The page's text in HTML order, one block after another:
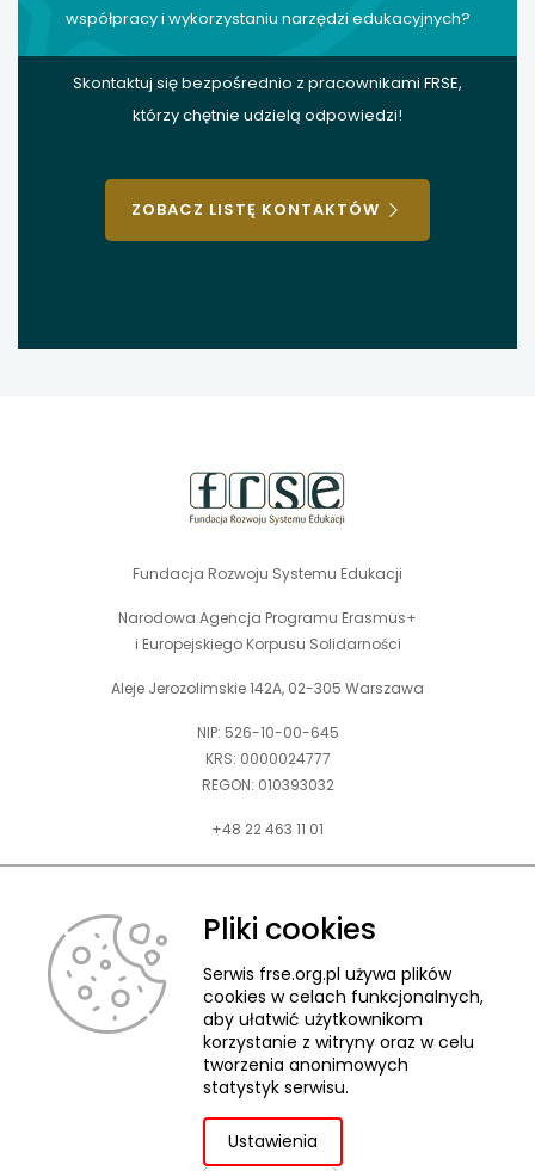
współpracy i wykorzystaniu narzędzi edukacyjnych?
Skontaktuj się bezpośrednio z pracownikami FRSE,
którzy chętnie udzielą odpowiedzi!
ZOBACZ LISTĘ KONTAKTÓW
Fundacja Rozwoju Systemu Edukacji
Narodowa Agencja Programu Erasmus+
i Europejskiego Korpusu Solidarności
Aleje Jerozolimskie 142A, 02-305 Warszawa
NIP: 526-10-00-645
KRS: 0000024777
REGON: 010393032
+48 22 463 11 01
Zapraszamy do kontaktu telefonicznego w godz. 9-15.
kontakt@frse.org.pl
© 2026 Fundacja Rozwoju Systemu Edukacji
Ochrona danych osobowych
ZGŁASZANIE NARUSZEŃ
Pliki cookies
Serwis frse.org.pl używa plików
cookies w celach funkcjonalnych,
aby ułatwić użytkownikom
korzystanie z witryny oraz w celu
tworzenia anonimowych
statystyk serwisu.
Ustawienia